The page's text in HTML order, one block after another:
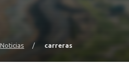
Noticias / carreras